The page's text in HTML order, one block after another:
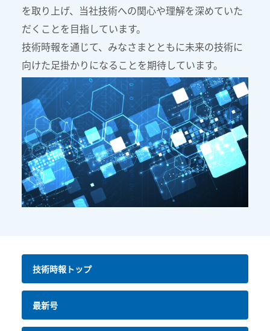
を取り上げ、当社技術への関心や理解を深めていた
だくことを目指しています。
技術時報を通じて、みなさまとともに未来の技術に
向けた足掛かりになることを期待しています。
技術時報トップ
最新号